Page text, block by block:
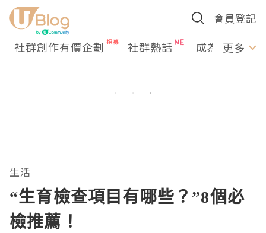
會員登記
社群創作有價企劃 社群熱話 成為U更多
生活
“生育檢查項目有哪些？”8個必
檢推薦！